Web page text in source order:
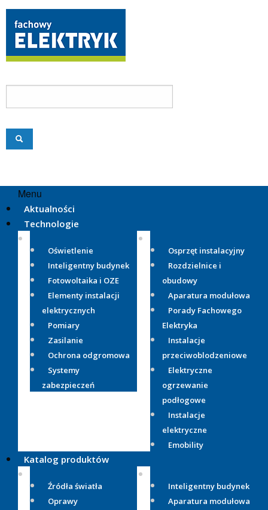
Menu
Aktualności
Technologie
Oświetlenie
Inteligentny budynek
Fotowoltaika i OZE
Elementy instalacji
elektrycznych
Pomiary
Zasilanie
Ochrona odgromowa
Systemy
zabezpieczeń
Osprzęt instalacyjny
Rozdzielnice i
obudowy
Aparatura modułowa
Porady Fachowego
Elektryka
Instalacje
przeciwoblodzeniowe
Elektryczne
ogrzewanie
podłogowe
Instalacje
elektryczne
Emobility
Katalog produktów
Źródła światła
Oprawy
Inteligentny budynek
Aparatura modułowa